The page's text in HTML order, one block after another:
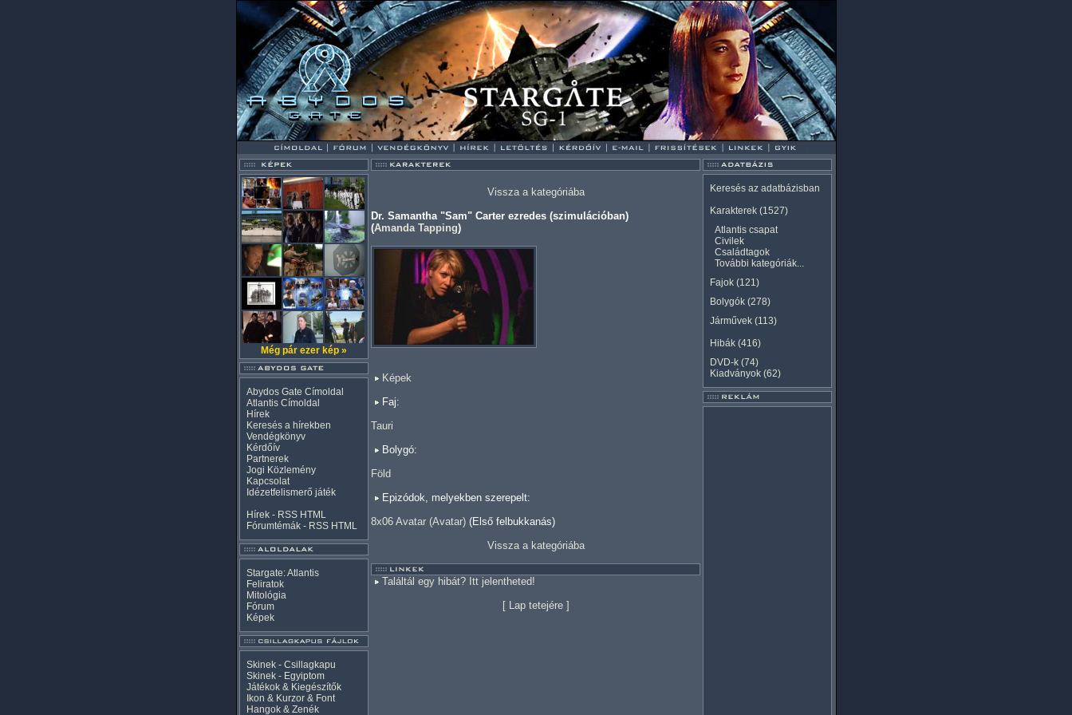
Még pár ezer kép »
Abydos Gate Címoldal
Atlantis Címoldal
Hírek
Keresés a hírekben
Vendégkönyv
Kérdőív
Partnerek
Jogi Közlemény
Kapcsolat
Idézetfelismerő játék
Hírek - RSS HTML
Fórumtémák - RSS HTML
Stargate: Atlantis
Feliratok
Mitológia
Fórum
Képek
Skinek - Csillagkapu
Skinek - Egyiptom
Játékok & Kiegészítők
Ikon & Kurzor & Font
Hangok & Zenék
Vissza a kategóriába
Dr. Samantha "Sam" Carter ezredes (szimulációban)
(Amanda Tapping)
Képek
Faj:
Tauri
Bolygó:
Föld
Epizódok, melyekben szerepelt:
8x06 Avatar (Avatar) (Első felbukkanás)
Vissza a kategóriába
Találtál egy hibát? Itt jelentheted!
[ Lap tetejére]
Keresés az adatbázisban
Karakterek (1527)
Atlantis csapat
Civilek
Családtagok
További kategóriák...
Fajok (121)
Bolygók (278)
Járművek (113)
Hibák (416)
DVD-k (74)
Kiadványok (62)